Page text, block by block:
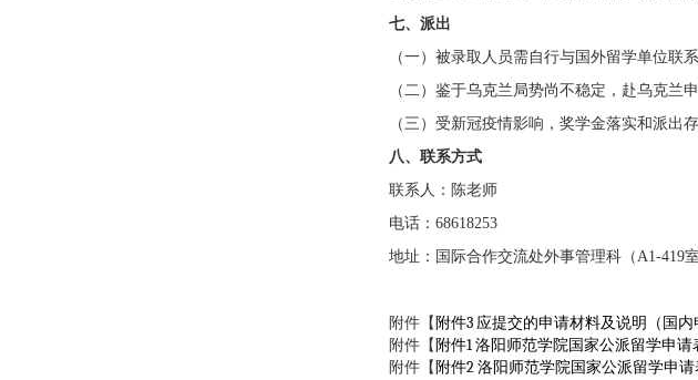
七、派出
（一）被录取人员需自行与国外留学单位联
（二）鉴于乌克兰局势尚不稳定，赴乌克兰
（三）受新冠疫情影响，奖学金落实和派出
八、联系方式
联系人：陈老师
电话： 68618253
地址：国际合作交流处外事管理科（A1-419
附件【 附件3 应提交的申请材料及说明（国
附件【 附件1 洛阳师范学院国家公派留学申
附件【 附件2 洛阳师范学院国家公派留学申